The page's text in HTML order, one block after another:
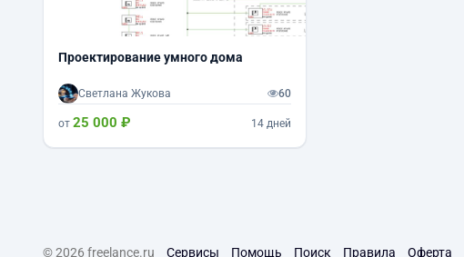
Проектирование умного дома
Светлана Жукова 60
от 25 000 ₽ 14 дней
© 2026 freelance.ru Сервисы Помощь Поиск Правила Оферта